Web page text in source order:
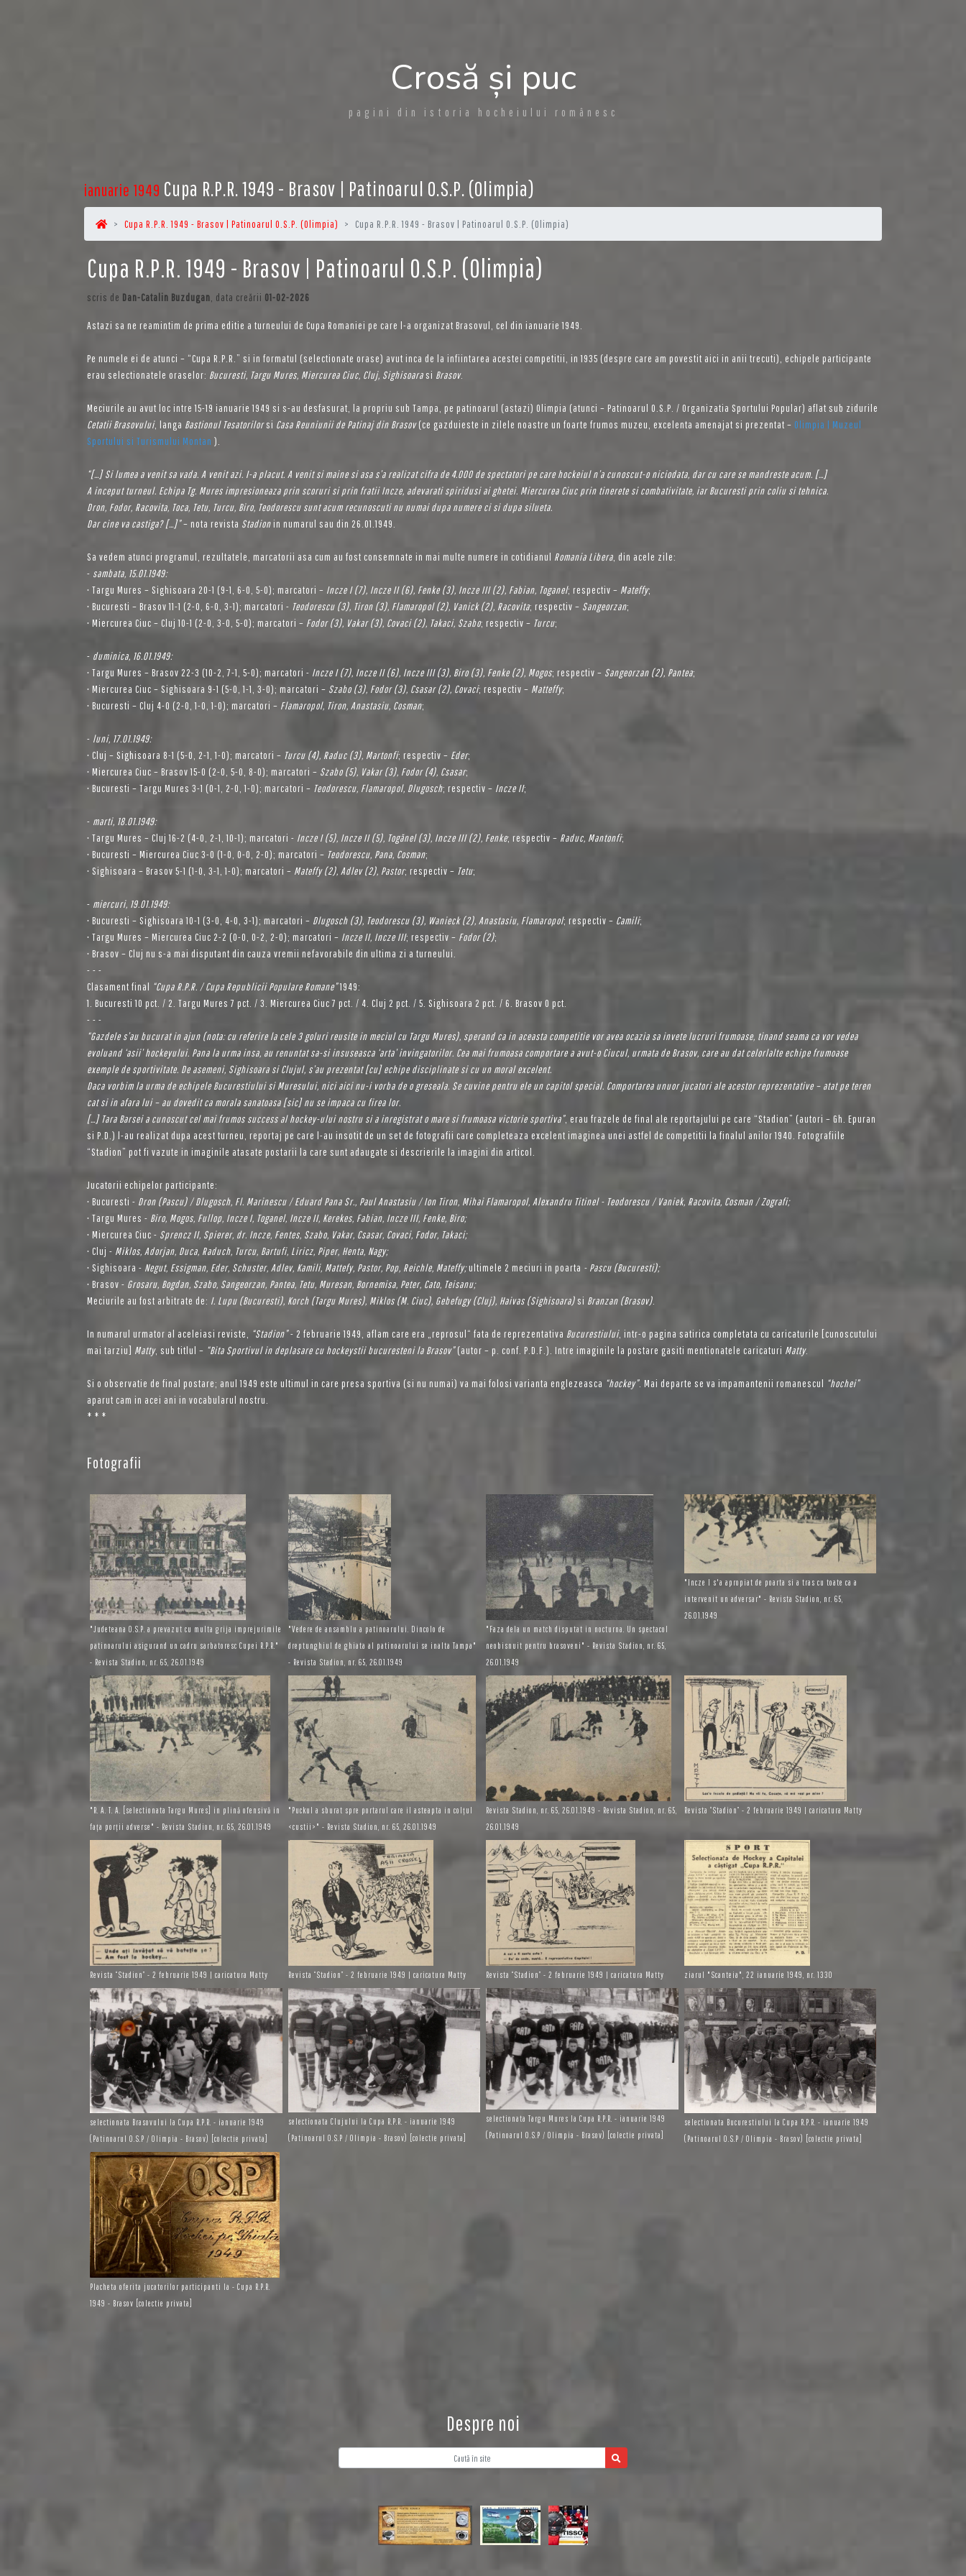
Crosă și puc
pagini din istoria hocheiului românesc
ianuarie 1949 Cupa R.P.R. 1949 - Brasov | Patinoarul O.S.P. (Olimpia)
Cupa R.P.R. 1949 - Brasov | Patinoarul O.S.P. (Olimpia) Cupa R.P.R. 1949 - Brasov | Patinoarul O.S.P. (Olimpia)
Cupa R.P.R. 1949 - Brasov | Patinoarul O.S.P. (Olimpia)
scris de Dan-Catalin Buzdugan , data creării 01-02-2026
Astazi sa ne reamintim de prima editie a turneului de Cupa Romaniei pe care l-a organizat Brasovul, cel din ianuarie 1949.
Pe numele ei de atunci – “Cupa R.P.R.” si in formatul (selectionate orase) avut inca de la infiintarea acestei competitii, in 1935 (despre care am povestit aici in anii trecuti), echipele participante
erau selectionatele oraselor: Bucuresti, Targu Mures, Miercurea Ciuc, Cluj, Sighisoara si Brasov.
Meciurile au avut loc intre 15-19 ianuarie 1949 si s-au desfasurat, la propriu sub Tampa, pe patinoarul (astazi) Olimpia (atunci – Patinoarul O.S.P. / Organizatia Sportului Popular) aflat sub zidurile
Cetatii Brasovului, langa Bastionul Tesatorilorsi Casa Reuniunii de Patinaj din Brasov(ce gazduieste in zilele noastre un foarte frumos muzeu, excelenta amenajat si prezentat – Olimpia | Muzeul
Sportului si Turismului Montan ).
“[…] Si lumea a venit sa vada. A venit azi. I-a placut. A venit si maine si asa s’a realizat cifra de 4.000 de spectatori pe care hockeiul n’a cunoscut-o niciodata, dar cu care se mandreste acum. […]
A inceput turneul. Echipa Tg. Mures impresioneaza prin scoruri si prin fratii Incze, adevarati spiridusi ai ghetei. Miercurea Ciuc prin tinerete si combativitate, iar Bucuresti prin coliu si tehnica.
Dron, Fodor, Racovita, Toca, Tetu, Turcu, Biro, Teodorescu sunt acum recunoscuti nu numai dupa numere ci si dupa silueta.
Dar cine va castiga? […]”– nota revista Stadion in numarul sau din 26.01.1949.
Sa vedem atunci programul, rezultatele, marcatorii asa cum au fost consemnate in mai multe numere in cotidianul Romania Libera , din acele zile:
- sambata, 15.01.1949:
• Targu Mures – Sighisoara 20-1 (9-1, 6-0, 5-0); marcatori – Incze I (7), Incze II (6), Fenke (3), Incze III (2), Fabian, Toganel; respectiv – Mateffy;
• Bucuresti – Brasov 11-1 (2-0, 6-0, 3-1); marcatori - Teodorescu (3), Tiron (3), Flamaropol (2), Vanick (2), Racovita; respectiv – Sangeorzan;
• Miercurea Ciuc – Cluj 10-1 (2-0, 3-0, 5-0); marcatori – Fodor (3), Vakar (3), Covaci (2), Takaci, Szabo; respectiv – Turcu;
- duminica, 16.01.1949:
• Targu Mures – Brasov 22-3 (10-2, 7-1, 5-0); marcatori - Incze I (7), Incze II (6), Incze III (3), Biro (3), Fenke (2), Mogos; respectiv – Sangeorzan (2), Pantea;
• Miercurea Ciuc – Sighisoara 9-1 (5-0, 1-1, 3-0); marcatori – Szabo (3), Fodor (3), Csasar (2), Covaci; respectiv – Matteffy;
• Bucuresti – Cluj 4-0 (2-0, 1-0, 1-0); marcatori – Flamaropol, Tiron, Anastasiu, Cosman;
- luni, 17.01.1949:
• Cluj – Sighisoara 8-1 (5-0, 2-1, 1-0); marcatori – Turcu (4), Raduc (3), Martonfi; respectiv – Eder;
• Miercurea Ciuc – Brasov 15-0 (2-0, 5-0, 8-0); marcatori – Szabo (5), Vakar (3), Fodor (4), Csasar;
• Bucuresti – Targu Mures 3-1 (0-1, 2-0, 1-0); marcatori – Teodorescu, Flamaropol, Dlugosch; respectiv – Incze II;
- marti, 18.01.1949:
• Targu Mures – Cluj 16-2 (4-0, 2-1, 10-1); marcatori - Incze I (5), Incze II (5), Togănel (3), Incze III (2), Fenke; respectiv – Raduc, Mantonfi;
• Bucuresti – Miercurea Ciuc 3-0 (1-0, 0-0, 2-0); marcatori – Teodorescu, Pana, Cosman;
• Sighisoara – Brasov 5-1 (1-0, 3-1, 1-0); marcatori – Mateffy (2), Adlev (2), Pastor; respectiv – Tetu;
- miercuri, 19.01.1949:
• Bucuresti – Sighisoara 10-1 (3-0, 4-0, 3-1); marcatori – Dlugosch (3), Teodorescu (3), Wanieck (2), Anastasiu, Flamaropol; respectiv – Camili;
• Targu Mures – Miercurea Ciuc 2-2 (0-0, 0-2, 2-0); marcatori – Incze II, Incze III; respectiv – Fodor (2);
• Brasov – Cluj nu s-a mai disputant din cauza vremii nefavorabile din ultima zi a turneului.
- - -
Clasament final “Cupa R.P.R. / Cupa Republicii Populare Romane”1949:
1. Bucuresti 10 pct. / 2. Targu Mures 7 pct. / 3. Miercurea Ciuc 7 pct. / 4. Cluj 2 pct. / 5. Sighisoara 2 pct. / 6. Brasov 0 pct.
- - -
“Gazdele s’au bucurat in ajun (nota: cu referire la cele 3 goluri reusite in meciul cu Targu Mures), sperand ca in aceasta competitie vor avea ocazia sa invete lucruri frumoase, tinand seama ca vor vedea
evoluand ‘asii’ hockeyului. Pana la urma insa, au renuntat sa-si insuseasca ‘arta’ invingatorilor. Cea mai frumoasa comportare a avut-o Ciucul, urmata de Brasov, care au dat celorlalte echipe frumoase
exemple de sportivitate. De asemeni, Sighisoara si Clujul, s’au prezentat [cu] echipe disciplinate si cu un moral excelent.
Daca vorbim la urma de echipele Bucurestiului si Muresului, nici aici nu-i vorba de o greseala. Se cuvine pentru ele un capitol special. Comportarea unuor jucatori ale acestor reprezentative – atat pe teren
cat si in afara lui – au dovedit ca morala sanatoasa [sic] nu se impaca cu firea lor.
[…] Tara Barsei a cunoscut cel mai frumos success al hockey-ului nostru si a inregistrat o mare si frumoasa victorie sportiva”, erau frazele de final ale reportajului pe care “Stadion” (autori – Gh. Epuran
si P.D.) l-au realizat dupa acest turneu, reportaj pe care l-au insotit de un set de fotografii care completeaza excelent imaginea unei astfel de competitii la finalul anilor 1940. Fotografiile
“Stadion” pot fi vazute in imaginile atasate postarii la care sunt adaugate si descrierile la imagini din articol.
Jucatorii echipelor participante:
• Bucuresti - Dron (Pascu) / Dlugosch, Fl. Marinescu / Eduard Pana Sr., Paul Anastasiu / Ion Tiron, Mihai Flamaropol, Alexandru Titinel - Teodorescu / Vaniek, Racovita, Cosman / Zografi;
• Targu Mures - Biro, Mogos, Fullop, Incze I, Toganel, Incze II, Kerekes, Fabian, Incze III, Fenke, Biro;
• Miercurea Ciuc - Sprencz II, Spierer, dr. Incze, Fentes, Szabo, Vakar, Csasar, Covaci, Fodor, Takaci;
• Cluj - Miklos, Adorjan, Duca, Raduch, Turcu, Bartufi, Liricz, Piper, Henta, Nagy;
• Sighisoara - Negut, Essigman, Eder, Schuster, Adlev, Kamili, Mattefy, Pastor, Pop, Reichle, Mateffy;ultimele 2 meciuri in poarta - Pascu (Bucuresti);
• Brasov - Grosaru, Bogdan, Szabo, Sangeorzan, Pantea, Tetu, Muresan, Bornemisa, Peter, Cato, Teisanu;
Meciurile au fost arbitrate de: I. Lupu (Bucuresti), Korch (Targu Mures), Miklos (M. Ciuc), Gebefugy (Cluj), Haivas (Sighisoara) si Branzan (Brasov)
In numarul urmator al aceleiasi reviste, “Stadion”- 2 februarie 1949, aflam care era „reprosul“ fata de reprezentativa Bucurestiului, intr-o pagina satirica completata cu caricaturile [cunoscutului
mai tarziu] Matty, sub titlul – “Bita Sportivul in deplasare cu hockeystii bucuresteni la Brasov”(autor – p. conf. P.D.F.). Intre imaginile la postare gasiti mentionatele caricaturi Matty.
Si o observatie de final postare; anul 1949 este ultimul in care presa sportiva (si nu numai) va mai folosi varianta englezeasca “hockey”. Mai departe se va impamantenii romanescul “hochei”
aparut cam in acei ani in vocabularul nostru.
* * *
Fotografii
"Judeteana O.S.P. a prevazut cu multa grija imprejurimile
patinoarului asigurand un cadru sarbatoresc Cupei R.P.R."
- Revista Stadion, nr. 65, 26.01.1949
"Vedere de ansamblu a patinoarului. Dincolo de
dreptunghiul de ghiata al patinoarului se inalta Tampa"
- Revista Stadion, nr. 65, 26.01.1949
"Faza dela un match disputat in nocturna. Un spectacol
neobisnuit pentru brasoveni" - Revista Stadion, nr. 65,
26.01.1949
"Incze I s'a apropiat de poarta si a tras cu toate ca a
intervenit un adversar" - Revista Stadion, nr. 65,
26.01.1949
"R. A. T. A. [selectionata Targu Mures] in plină ofensivă in
faţa porţii adverse" - Revista Stadion, nr. 65, 26.01.1949
"Puckul a sburat spre portarul care iI asteapta in colţul
<custii>" - Revista Stadion, nr. 65, 26.01.1949
Revista Stadion, nr. 65, 26.01.1949 - Revista Stadion, nr. 65,
26.01.1949
Revista “Stadion” - 2 februarie 1949 | caricatura Matty
Revista “Stadion” - 2 februarie 1949 | caricatura Matty Revista “Stadion” - 2 februarie 1949 | caricatura Matty Revista “Stadion” - 2 februarie 1949 | caricatura Matty ziarul "Scanteia", 22 ianuarie 1949, nr. 1330
selectionata Brasovului la Cupa R.P.R. - ianuarie 1949
(Patinoarul O.S.P / Olimpia - Brasov) [colectie privata]
selectionata Clujului la Cupa R.P.R. - ianuarie 1949
(Patinoarul O.S.P / Olimpia - Brasov) [colectie privata]
selectionata Targu Mures la Cupa R.P.R. - ianuarie 1949
(Patinoarul O.S.P / Olimpia - Brasov) [colectie privata]
selectionata Bucurestiului la Cupa R.P.R. - ianuarie 1949
(Patinoarul O.S.P / Olimpia - Brasov) [colectie privata]
Placheta oferita jucatorilor participanti la - Cupa R.P.R.
1949 - Brasov [colectie privata]
Despre noi